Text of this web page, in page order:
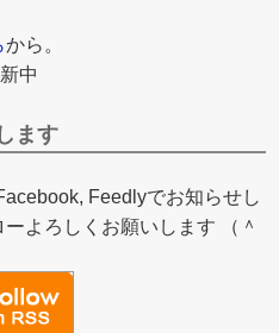
から。
中
ます
Feedlyでお知らせし
よろしくお願いします （＾